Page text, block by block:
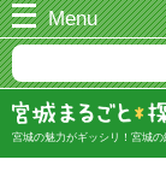
Menu
宮城の魅力がギッシリ！宮城の